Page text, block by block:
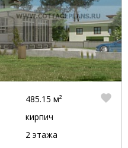
485.15 м²
кирпич
2 этажа